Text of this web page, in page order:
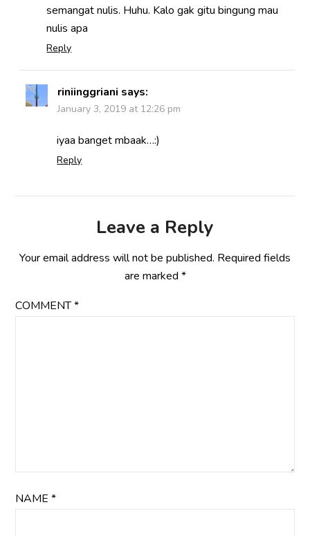
semangat nulis. Huhu. Kalo gak gitu bingung mau
nulis apa
Reply
riniinggriani says:
January 3, 2019 at 12:26 pm
iyaa banget mbaak…:)
Reply
Leave a Reply
Your email address will not be published. Required fields
are marked *
COMMENT*
NAME*